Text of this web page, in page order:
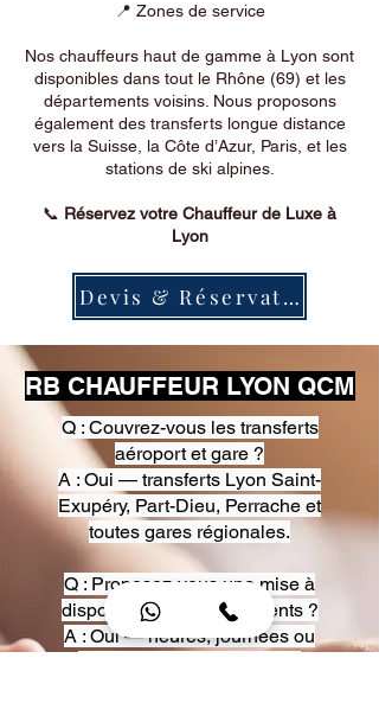
📍 Zones de service
Nos chauffeurs haut de gamme à Lyon sont
disponibles dans tout le Rhône (69) et les
départements voisins. Nous proposons
également des transferts longue distance
vers la Suisse, la Côte d’Azur, Paris, et les
stations de ski alpines.
📞 Réservez votre Chauffeur de Luxe à
Lyon
Devis & Réservation
RB CHAUFFEUR LYON QCM
Q : Couvrez-vous les transferts
aéroport et gare ?
A : Oui — transferts Lyon Saint-
Exupéry, Part-Dieu, Perrache et
toutes gares régionales.
Q : Proposez-vous une mise à
disposition pour événements ?
A : Oui — heures, journées ou